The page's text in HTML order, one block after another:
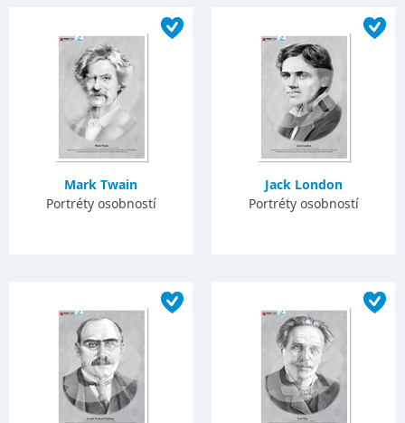
Mark Twain
Portréty osobností
Jack London
Portréty osobností